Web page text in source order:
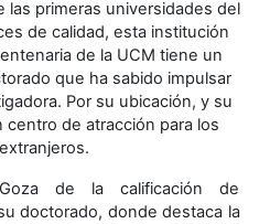
las primeras universidades del
de calidad, esta institución
de la UCM tiene un
que ha sabido impulsar
Por su ubicación, y su
de atracción para los
extranjeros.
Goza de la calificación de
doctorado, donde destaca la